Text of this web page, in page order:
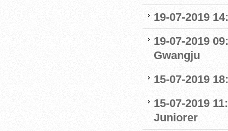
19-07-2019
19-07-2019
Gwangju
15-07-2019
15-07-2019
Juniorer